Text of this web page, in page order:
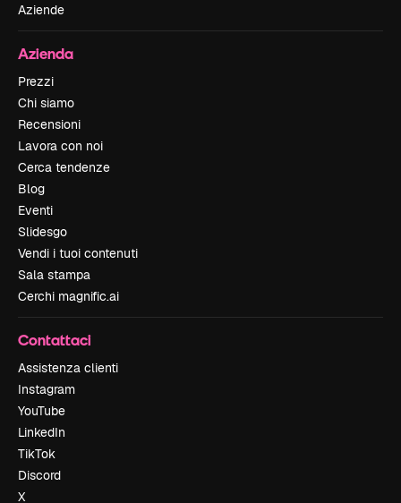
Aziende
Azienda
Prezzi
Chi siamo
Recensioni
Lavora con noi
Cerca tendenze
Blog
Eventi
Slidesgo
Vendi i tuoi contenuti
Sala stampa
Cerchi magnific.ai
Contattaci
Assistenza clienti
Instagram
YouTube
LinkedIn
TikTok
Discord
X